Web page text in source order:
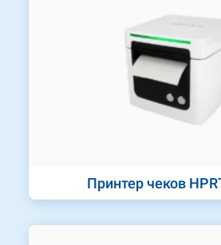
Принтер чеков